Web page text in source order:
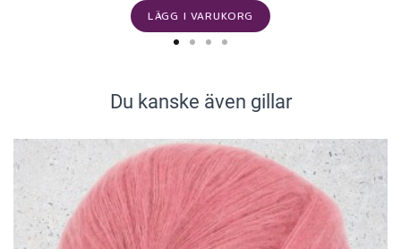
LÄGG I VARUKORG
Du kanske även gillar